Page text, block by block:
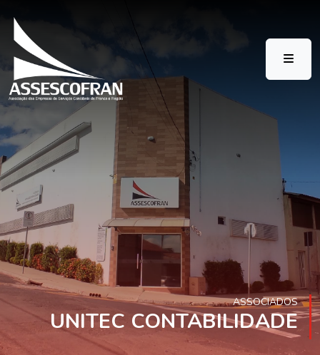
ASSOCIADOS
UNITEC CONTABILIDADE